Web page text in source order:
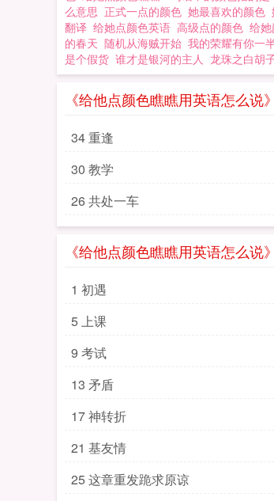
有点
不要
给她
么意思 正式一点的颜色 她最喜欢的颜色
翻译 给她点颜色英语 高级点的颜色 给
的春天 随机从海贼开始 我的荣耀有你一
是个假货 谁才是银河的主人 龙珠之白胡
《给他点颜色瞧瞧用英语怎么说
34 重逢
30 教学
26 共处一车
《给他点颜色瞧瞧用英语怎么说
1 初遇
5 上课
9 考试
13 矛盾
17 神转折
21 基友情
25 这章重发跪求原谅